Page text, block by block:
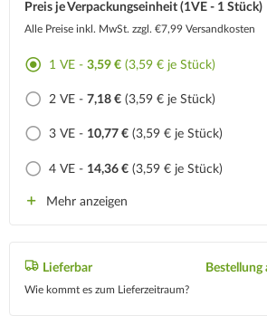
Preis je Verpackungseinheit (1VE - 1 Stück)
Alle Preise inkl. MwSt. zzgl. €7,99 Versandkosten
1 VE - 3,59 € (3,59 € je Stück)
2 VE - 7,18 € (3,59 € je Stück)
3 VE - 10,77 € (3,59 € je Stück)
4 VE - 14,36 € (3,59 € je Stück)
Mehr anzeigen
Lieferbar
Wie kommt es zum Lieferzeitraum?